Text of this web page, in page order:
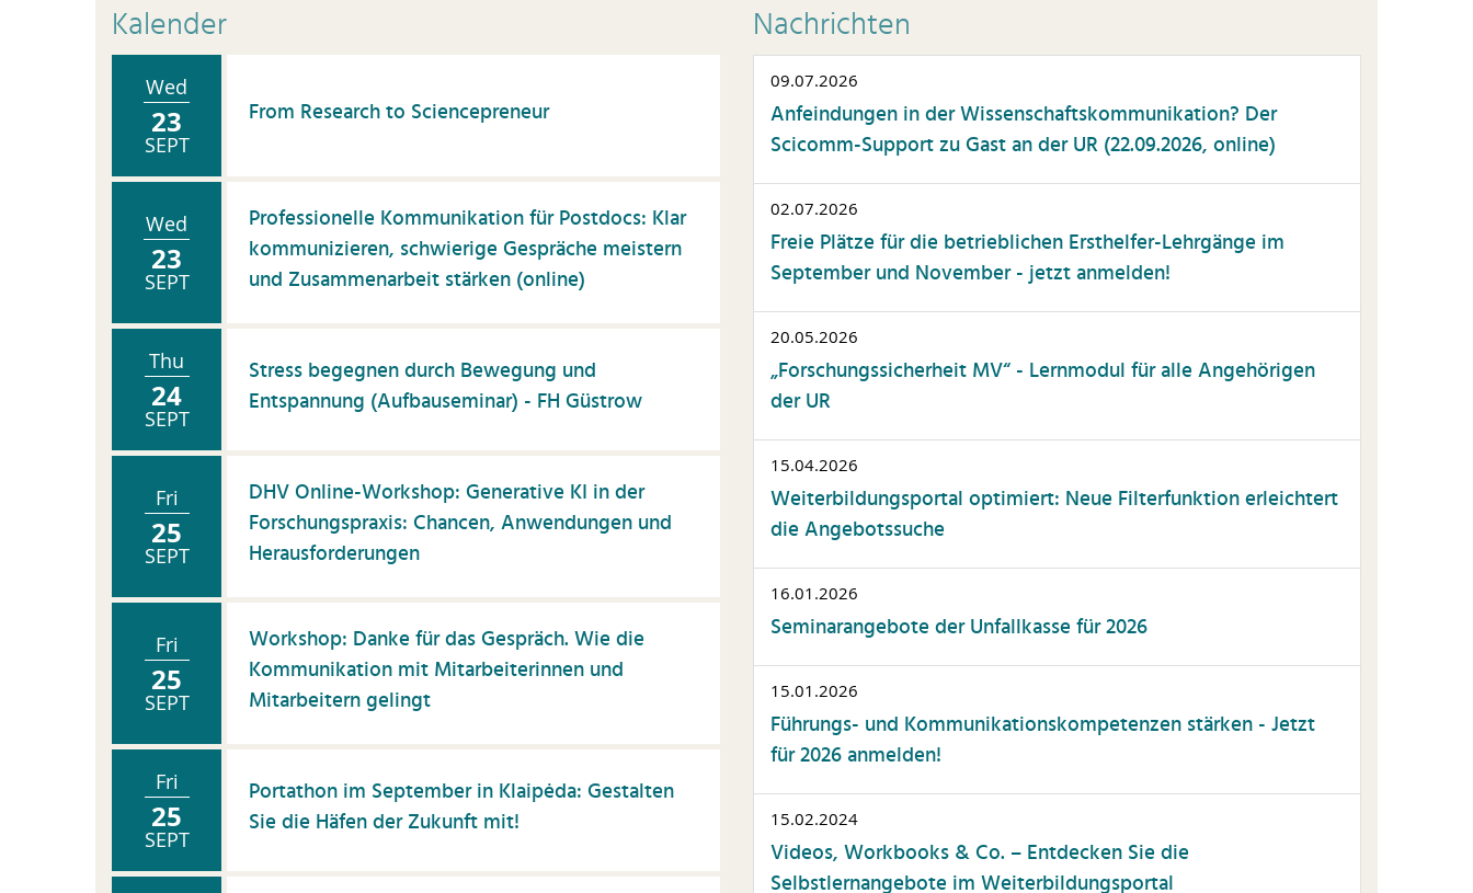
Patente & Schutzrechte
Selbstmanagement
Studierendenberatung
tion
Zusammenarbeit
Kalender
Wed
23
SEPT
From Research to Sciencepreneur
Wed
23
SEPT
Professionelle Kommunikation für Postdocs: Klar
kommunizieren, schwierige Gespräche meistern
und Zusammenarbeit stärken (online)
Thu
24
SEPT
Stress begegnen durch Bewegung und
Entspannung (Aufbauseminar) - FH Güstrow
Fri
25
SEPT
DHV Online-Workshop: Generative KI in der
Forschungspraxis: Chancen, Anwendungen und
Herausforderungen
Fri
25
SEPT
Workshop: Danke für das Gespräch. Wie die
Kommunikation mit Mitarbeiterinnen und
Mitarbeitern gelingt
Fri
25
SEPT
Portathon im September in Klaipėda: Gestalten
Sie die Häfen der Zukunft mit!
Nachrichten
09.07.2026
Anfeindungen in der Wissenschaftskommunikation? Der
Scicomm-Support zu Gast an der UR (22.09.2026, online)
02.07.2026
Freie Plätze für die betrieblichen Ersthelfer-Lehrgänge im
September und November - jetzt anmelden!
20.05.2026
„Forschungssicherheit MV“ - Lernmodul für alle Angehörigen
der UR
15.04.2026
Weiterbildungsportal optimiert: Neue Filterfunktion erleichtert
die Angebotssuche
16.01.2026
Seminarangebote der Unfallkasse für 2026
15.01.2026
Führungs- und Kommunikationskompetenzen stärken - Jetzt
für 2026 anmelden!
15.02.2024
Videos, Workbooks & Co. – Entdecken Sie die
Selbstlernangebote im Weiterbildungsportal